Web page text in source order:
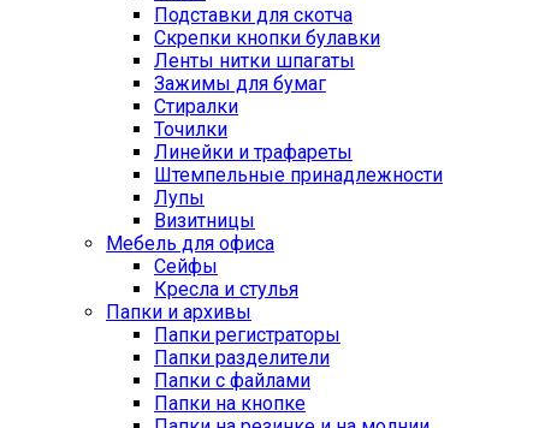
Подставки для скотча
Скрепки кнопки булавки
Ленты нитки шпагаты
Зажимы для бумаг
Стиралки
Точилки
Линейки и трафареты
Штемпельные принадлежности
Лупы
Визитницы
Мебель для офиса
Сейфы
Кресла и стулья
Папки и архивы
Папки регистраторы
Папки разделители
Папки с файлами
Папки на кнопке